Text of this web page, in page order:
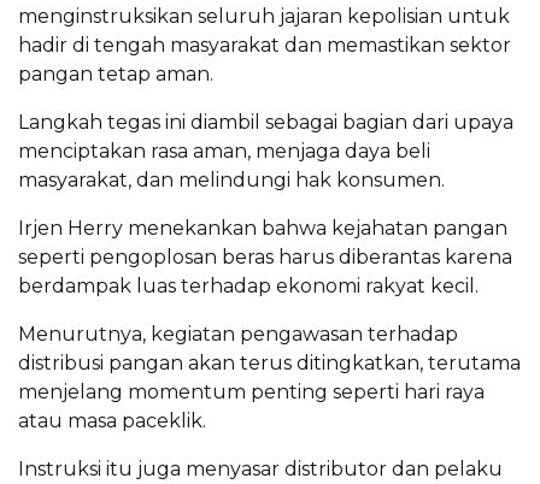
menginstruksikan seluruh jajaran kepolisian untuk
hadir di tengah masyarakat dan memastikan sektor
pangan tetap aman.
Langkah tegas ini diambil sebagai bagian dari upaya
menciptakan rasa aman, menjaga daya beli
masyarakat, dan melindungi hak konsumen.
Irjen Herry menekankan bahwa kejahatan pangan
seperti pengoplosan beras harus diberantas karena
berdampak luas terhadap ekonomi rakyat kecil.
Menurutnya, kegiatan pengawasan terhadap
distribusi pangan akan terus ditingkatkan, terutama
menjelang momentum penting seperti hari raya
atau masa paceklik.
Instruksi itu juga menyasar distributor dan pelaku